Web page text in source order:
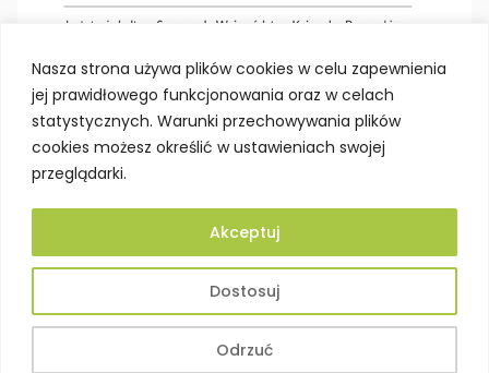
Nasza strona używa plików cookies w celu zapewnienia
jej prawidłowego funkcjonowania oraz w celach
statystycznych. Warunki przechowywania plików
cookies możesz określić w ustawieniach swojej
przeglądarki.
Dostosuj
Odrzuć
Akceptuj
Deklaracja dostępności
Polityka prywatności
Projektowanie stron Toruń